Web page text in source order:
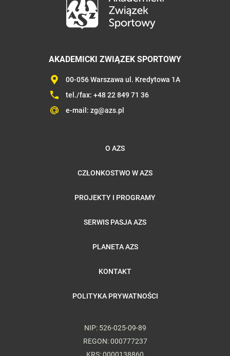
AKADEMICKI ZWIĄZEK SPORTOWY
00-056 Warszawa ul. Kredytowa 1A
tel./fax: +48 22 849 71 36
e-mail: zg@azs.pl
O AZS
CZŁONKOSTWO W AZS
PROJEKTY I PROGRAMY
SERWIS PASJA AZS
PLANETA AZS
KONTAKT
POLITYKA PRYWATNOŚCI
NIP: 526-025-09-89
REGON: 000777237